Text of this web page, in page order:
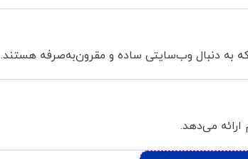
به دنبال وب‌سایتی ساده و مقرون‌به‌صرفه هستند.
می‌دهد.